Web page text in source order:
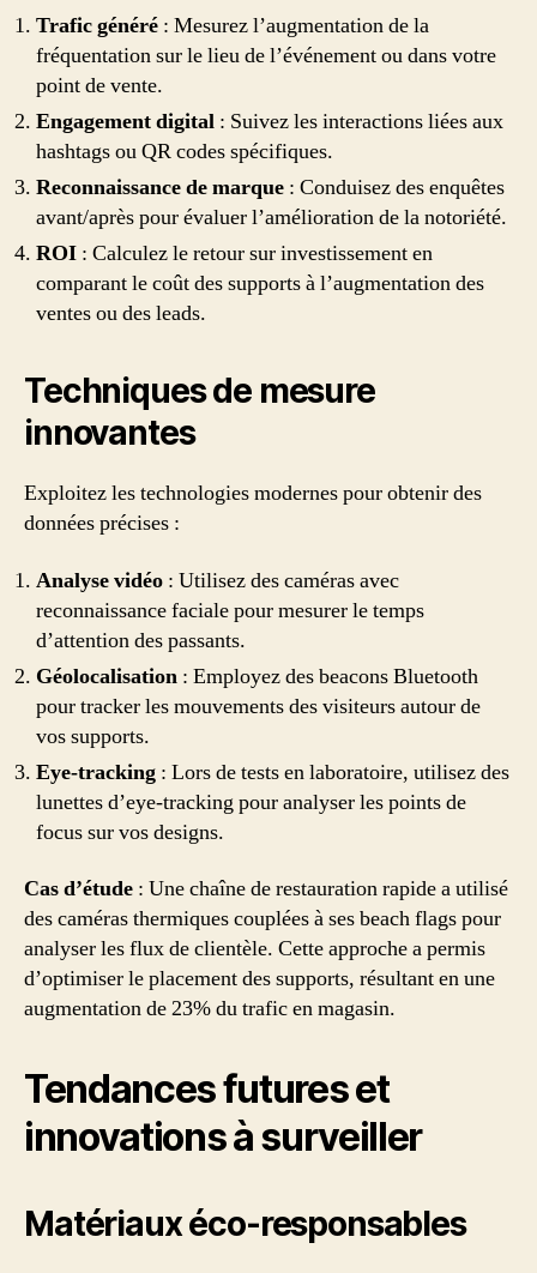
Trafic généré : Mesurez l’augmentation de la
fréquentation sur le lieu de l’événement ou dans votre
point de vente.
Engagement digital : Suivez les interactions liées aux
hashtags ou QR codes spécifiques.
Reconnaissance de marque : Conduisez des enquêtes
avant/après pour évaluer l’amélioration de la notoriété.
ROI : Calculez le retour sur investissement en
comparant le coût des supports à l’augmentation des
ventes ou des leads.
Techniques de mesure
innovantes
Exploitez les technologies modernes pour obtenir des
données précises :
Analyse vidéo : Utilisez des caméras avec
reconnaissance faciale pour mesurer le temps
d’attention des passants.
Géolocalisation : Employez des beacons Bluetooth
pour tracker les mouvements des visiteurs autour de
vos supports.
Eye-tracking : Lors de tests en laboratoire, utilisez des
lunettes d’eye-tracking pour analyser les points de
focus sur vos designs.
Cas d’étude : Une chaîne de restauration rapide a utilisé
des caméras thermiques couplées à ses beach flags pour
analyser les flux de clientèle. Cette approche a permis
d’optimiser le placement des supports, résultant en une
augmentation de 23% du trafic en magasin.
Tendances futures et
innovations à surveiller
Matériaux éco-responsables